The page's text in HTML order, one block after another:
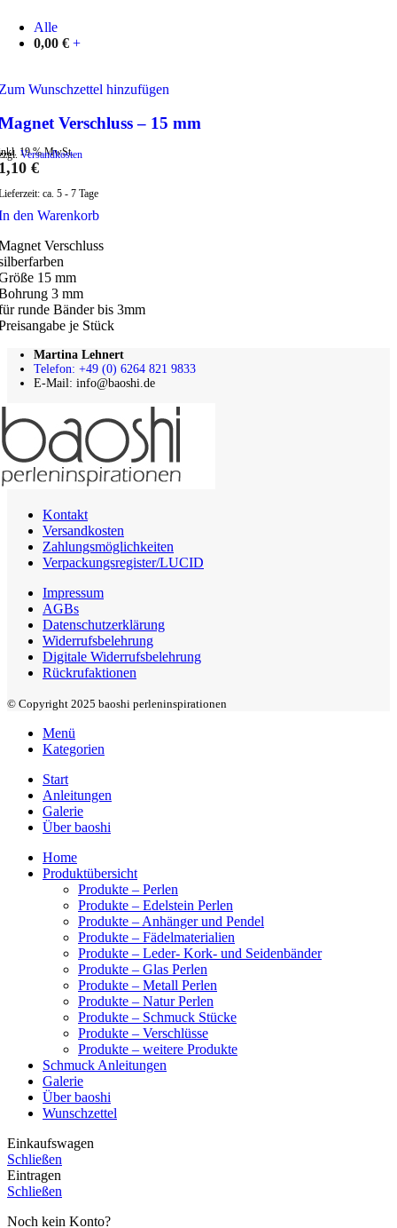
Alle
0,00 € +
Wunschzettel hinzufügen
Verschluss – 15 mm
19 % MwSt.
Versandkosten
€
ca. 5 - 7 Tage
den Warenkorb
Verschluss
15 mm
3 mm
runde Bänder bis 3mm
je Stück
Martina Lehnert
Telefon: +49 (0) 6264 821 9833
E-Mail: info@baoshi.de
Kontakt
Versandkosten
Zahlungsmöglichkeiten
Verpackungsregister/LUCID
Impressum
AGBs
Datenschutzerklärung
Widerrufsbelehrung
Digitale Widerrufsbelehrung
Rückrufaktionen
© Copyright 2025 baoshi perleninspirationen
Menü
Kategorien
Start
Anleitungen
Galerie
Über baoshi
Home
Produktübersicht
Produkte – Perlen
Produkte – Edelstein Perlen
Produkte – Anhänger und Pendel
Produkte – Fädelmaterialien
Produkte – Leder- Kork- und Seidenbänder
Produkte – Glas Perlen
Produkte – Metall Perlen
Produkte – Natur Perlen
Produkte – Schmuck Stücke
Produkte – Verschlüsse
Produkte – weitere Produkte
Schmuck Anleitungen
Galerie
Über baoshi
Wunschzettel
Einkaufswagen
Schließen
Eintragen
Schließen
Noch kein Konto?